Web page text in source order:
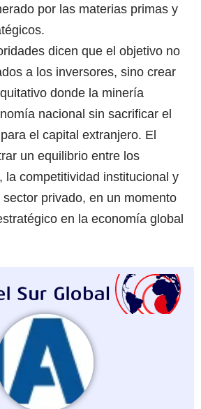
por las materias primas y
dicen que el objetivo no
a los inversores, sino crear
donde la minería
nacional sin sacrificar el
el capital extranjero. El
un equilibrio entre los
la competitividad institucional y
privado, en un momento
en la economía global